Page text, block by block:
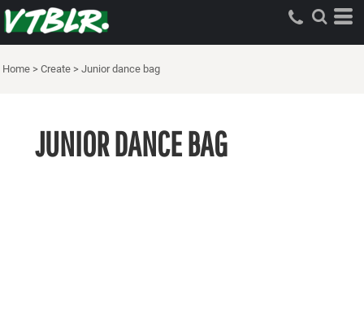
Home > Create > Junior dance bag
JUNIOR DANCE BAG